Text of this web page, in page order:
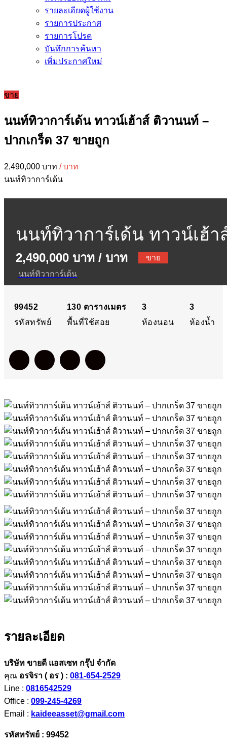
รายละเอียดผู้ใช้งาน
รายการประกาศ
รายการโปรด
บันทึกการค้นหา
เพิ่มประกาศใหม่
ขาย
นนท์ทิวาการ์เด้น ทาวน์เฮ้าส์ ติวานนท์ –
ปากเกร็ด 37 ขายถูก
2,490,000 บาท / บาท
นนท์ทิวาการ์เด้น
นนท์ทิวาการ์เด้น ทาวน์เฮ้า
ติวานนท์ – ปากเกร็ด 37
ขายถูก
2,490,000 บาท / บาท
ขาย
นนท์ทิวาการ์เด้น
99452
รหัสทรัพย์
130 ตารางเมตร
พื้นที่ใช้สอย
3
ห้องนอน
3
ห้องน้ำ
รายละเอียด
บริษัท ขายดี แอสเซท กรุ๊ป จำกัด
คุณ อรจิรา ( อร ) : 081-654-2529
Line : 0816542529
Office : 099-245-4269
Email : kaideeasset@gmail.com
รหัสทรัพย์ : 99452